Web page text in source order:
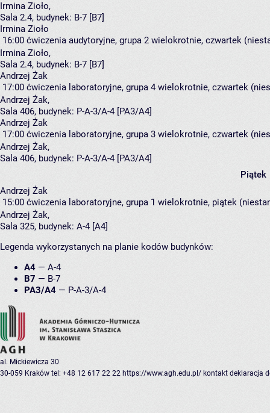
Irmina Zioło,
Sala 2.4, budynek: B-7 [B7]
Irmina Zioło
16:00 ćwiczenia audytoryjne, grupa 2 wielokrotnie, czwartek
Irmina Zioło,
Sala 2.4, budynek: B-7 [B7]
Andrzej Żak
17:00 ćwiczenia laboratoryjne, grupa 4 wielokrotnie, czwartek
Andrzej Żak,
Sala 406, budynek: P-A-3/A-4 [PA3/A4]
Andrzej Żak
17:00 ćwiczenia laboratoryjne, grupa 3 wielokrotnie, czwartek
Andrzej Żak,
Sala 406, budynek: P-A-3/A-4 [PA3/A4]
Piątek
Andrzej Żak
15:00 ćwiczenia laboratoryjne, grupa 1 wielokrotnie, piątek
Andrzej Żak,
Sala 325, budynek: A-4 [A4]
Legenda wykorzystanych na planie kodów budynków:
A4 — A-4
B7 — B-7
PA3/A4 — P-A-3/A-4
al. Mickiewicza 30
30-059 Kraków tel: +48 12 617 22 22 https://www.agh.edu.pl/ kontakt deklaracja